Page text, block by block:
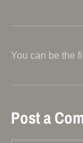
You can be the
Post a